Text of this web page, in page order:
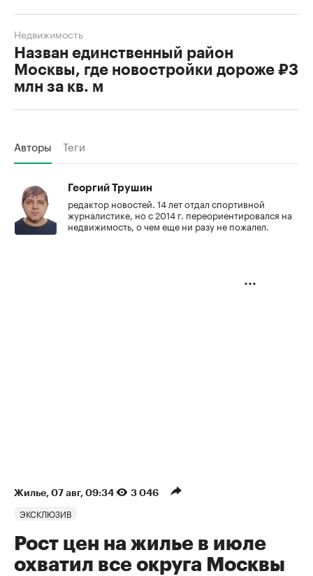
Назван единственный район
Москвы, где новостройки дороже ₽3
млн за кв. м
Недвижимость
Авторы Теги
Георгий Трушин
редактор новостей. 14 лет отдал спортивной
журналистике, но с 2014 г. переориентировался на
недвижимость, о чем еще ни разу не пожалел.
Жилье⁠, 07 авг, 09:34 3 046
ЭКСКЛЮЗИВ
Рост цен на жилье в июле
охватил все округа Москвы